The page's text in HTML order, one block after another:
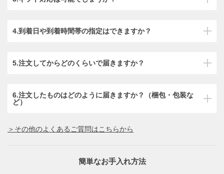
4.到着日や到着時間帯の指定はできますか？
5.注文してからどのくらいで届きますか？
6.注文したものはどのように届きますか？（梱包・包装な
ど）
＞その他のよくあるご質問はこちらから
簡単なお手入れ方法